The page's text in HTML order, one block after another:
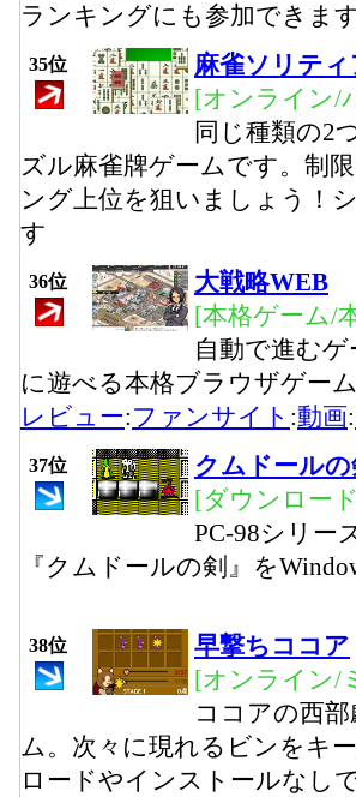
ランキングにも参加できま
35位
麻雀ソリティ
[オンライン/
同じ種類の2
ズル麻雀牌ゲームです。制
ング上位を狙いましょう！
す
36位
大戦略WEB
[本格ゲーム/
自動で進む
に遊べる本格ブラウザゲー
レビュー:ファンサイト :動画:
37位
クムドール
[ダウンロー
PC-98シリー
『クムドールの剣』を
38位
早撃ちココア
[オンライン/
ココアの西
ム。次々に現れるビンをキ
ロードやインストールなし